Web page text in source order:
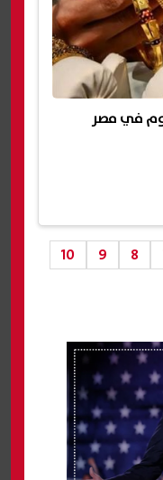
في مصر
8
9
10